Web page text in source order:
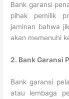
Bank garansi
pihak pemilik
jaminan bahwa
akan memenuhi
2. Bank Garansi
Bank garansi
atau lembaga